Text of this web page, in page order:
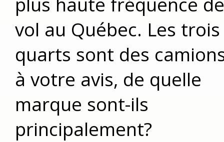
vol au Québec. Les trois
quarts sont des
à votre avis, de quelle
marque sont-ils
principalement?